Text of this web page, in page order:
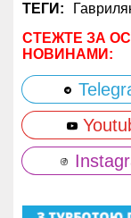
ТЕГИ:
СТЕЖТЕ ЗА
НОВИНАМИ: